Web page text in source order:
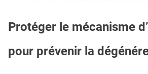
Protéger le mécanisme
pour prévenir la